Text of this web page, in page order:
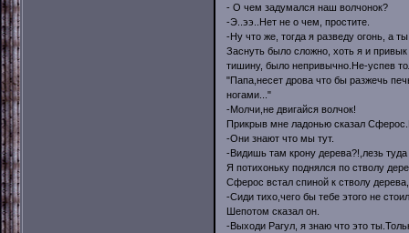
- О чем задумался наш волчонок?
-Э..ээ..Нет не о чем, простите.
-Ну что же, тогда я разведу огонь, а
Заснуть было сложно, хоть я и
тишину, было непривычно.Не-успев
"Папа,несет дрова что бы разжечь
ногами..."
-Молчи,не двигайся волчок!
Прикрыв мне ладонью сказал
-Они знают что мы тут.
-Видишь там крону дерева?!,лезь туда
Я потихоньку поднялся по стволу
Сферос встал спиной к стволу
-Сиди тихо,чего бы тебе этого не
Шепотом сказал он.
-Выходи Рагул, я знаю что это